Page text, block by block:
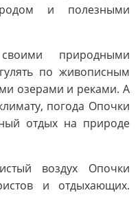
и полезными
природными
по живописным
озерами и реками. А
погода Опочки
отдых на природе
воздух Опочки
и отдыхающих.